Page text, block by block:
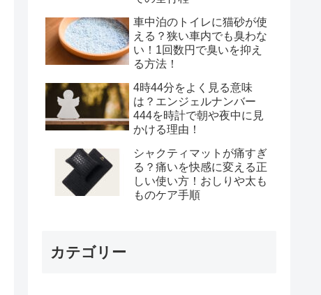
車中泊のトイレに猫砂が使
える？狭い車内でも臭わな
い！1回数円で臭いを抑え
る方法！
4時44分をよく見る意味
は？エンジェルナンバー
444を時計で朝や夜中に見
かける理由！
シャクティマットが痛すぎ
る？痛いを快感に変える正
しい使い方！おしりや太も
ものケア手順
カテゴリー